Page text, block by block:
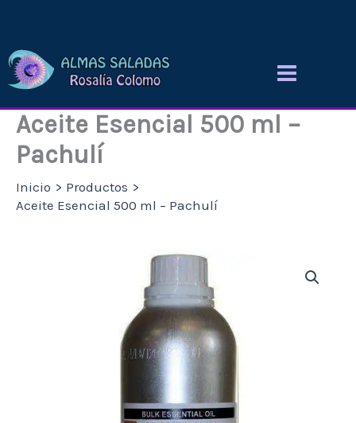
contenido
Aceite Esencial 500 ml –
Pachulí
Inicio
Productos
Aceite Esencial 500 ml – Pachulí